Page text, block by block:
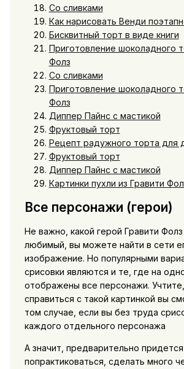
Со сливками
Как нарисовать Венди
Бисквитный торт в виде книги
Приготовление шоколадного
Фолз
Со сливками
Приготовление шоколадного
Фолз
Диппер Пайнс с мастикой
Фруктовый торт
Рецепт радужного торта для
Фруктовый торт
Диппер Пайнс с мастикой
Картинки пухли из Гравити
Все персонажи (герои)
Не важно, какой герой Гравити
любимый, вы можете найти в сети
изображение. Но популярными
срисовки являются и те, где на
отображены все персонажи.
справиться с такой картинкой вы
том случае, если вы без труда
каждого отдельного персонажа
А значит, предварительно придется
попрактиковаться, сделать много